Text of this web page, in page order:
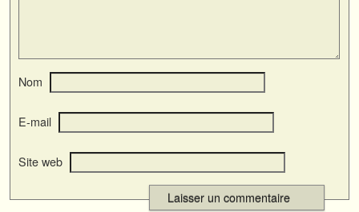
Nom
E-mail
Site web